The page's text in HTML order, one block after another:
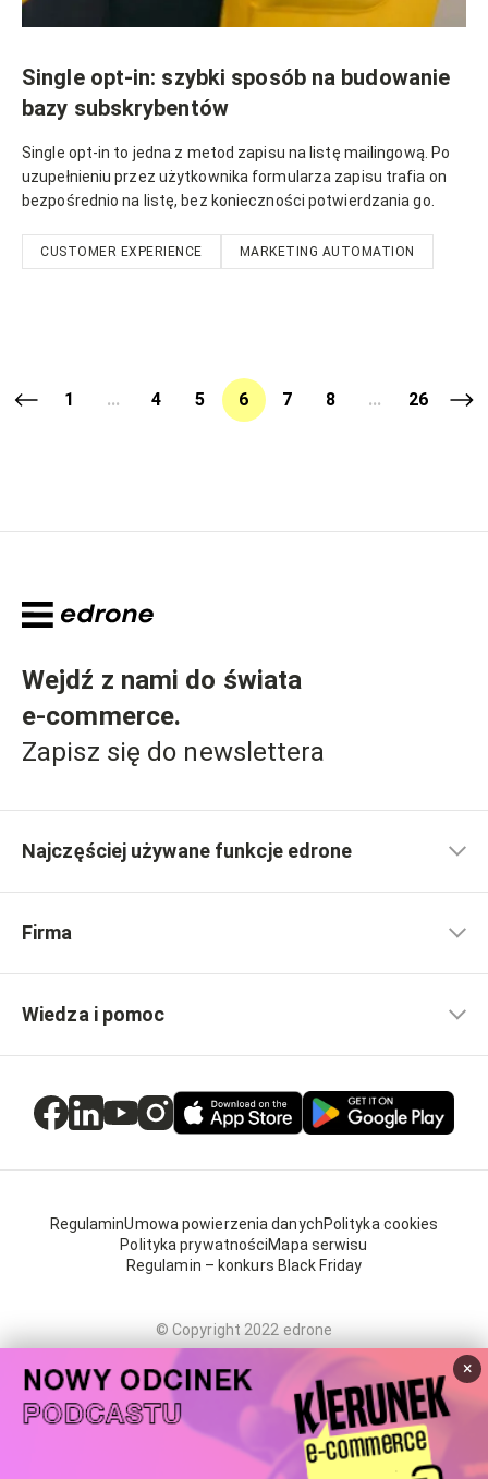
Single opt-in: szybki sposób na budowanie
bazy subskrybentów
Single opt-in to jedna z metod zapisu na listę mailingową. Po
uzupełnieniu przez użytkownika formularza zapisu trafia on
bezpośrednio na listę, bez konieczności potwierdzania go.
CUSTOMER EXPERIENCE MARKETING AUTOMATION
1 ... 4 5 6 7 8 ... 26
Wejdź z nami do świata
e-commerce.
Zapisz się do newslettera
Najczęściej używane funkcje edrone
Firma
Wiedza i pomoc
RegulaminUmowa powierzenia danychPolityka cookies
Polityka prywatnościMapa serwisu
Regulamin – konkurs Black Friday
© Copyright 2022 edrone
×